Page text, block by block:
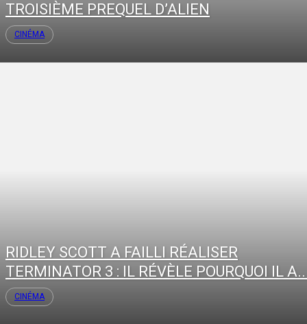
TROISIÈME PREQUEL D’ALIEN
CINÉMA
RIDLEY SCOTT A FAILLI RÉALISER
TERMINATOR 3 : IL RÉVÈLE POURQUOI IL
CINÉMA